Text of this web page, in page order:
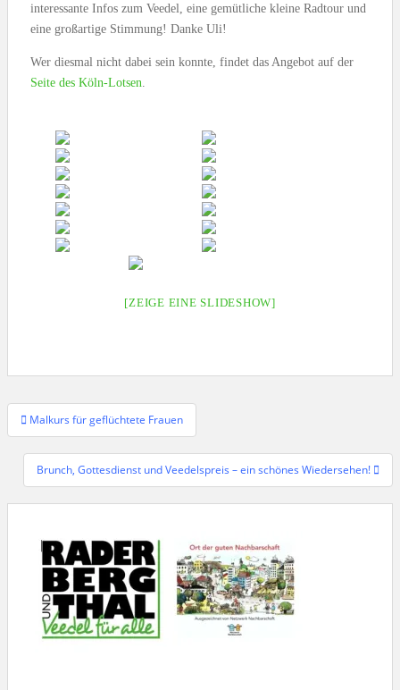
interessante Infos zum Veedel, eine gemütliche kleine Radtour und
eine großartige Stimmung! Danke Uli!
Wer diesmal nicht dabei sein konnte, findet das Angebot auf der
Seite des Köln-Lotsen
[ZEIGE EINE SLIDESHOW]
Beitragsnavigation
Malkurs für geflüchtete Frauen
Brunch, Gottesdienst und Veedelspreis – ein schönes Wiedersehen!